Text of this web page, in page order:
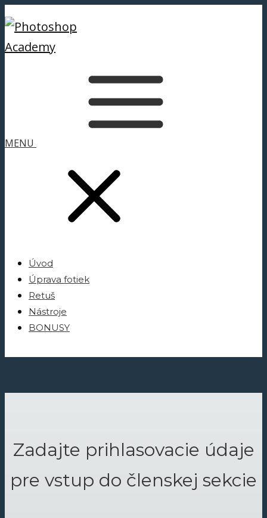
MENU
Úvod
Úprava fotiek
Retuš
Nástroje
BONUSY
Zadajte prihlasovacie údaje
pre vstup do členskej sekcie